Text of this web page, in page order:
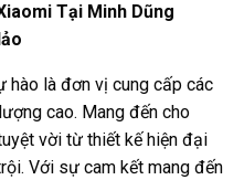
Tại Minh Dũng
hào là đơn vị cung cấp các
cao. Mang đến cho
vời từ thiết kế hiện đại
Với sự cam kết mang đến